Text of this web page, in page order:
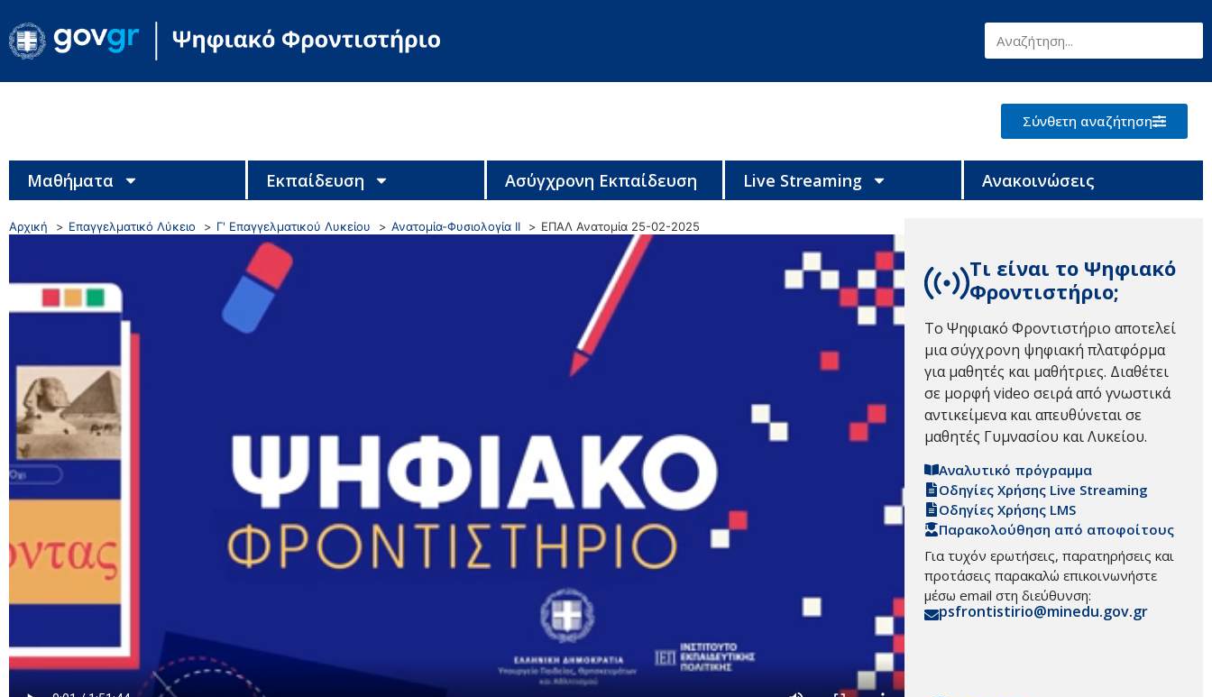
Σύνθετη αναζήτηση
Μαθήματα Εκπαίδευση Ασύγχρονη Εκπαίδευση Live Streaming Ανακοινώσεις
Αρχική Επαγγελματικό Λύκειο Γ' Επαγγελματικού Λυκείου Ανατομία-Φυσιολογία ΙΙ ΕΠΑΛ Ανατομία 25-02-2025
Τι είναι το Ψηφιακό
Φροντιστήριο;
Το Ψηφιακό Φροντιστήριο αποτελεί
μια σύγχρονη ψηφιακή πλατφόρμα
για μαθητές και μαθήτριες. Διαθέτει
σε μορφή video σειρά από γνωστικά
αντικείμενα και απευθύνεται σε
μαθητές Γυμνασίου και Λυκείου.
Αναλυτικό πρόγραμμα
Οδηγίες Χρήσης Live Streaming
Οδηγίες Χρήσης LMS
Παρακολούθηση από αποφοίτους
Για τυχόν ερωτήσεις, παρατηρήσεις και
προτάσεις παρακαλώ επικοινωνήστε
μέσω email στη διεύθυνση:
psfrontistirio@minedu.gov.gr